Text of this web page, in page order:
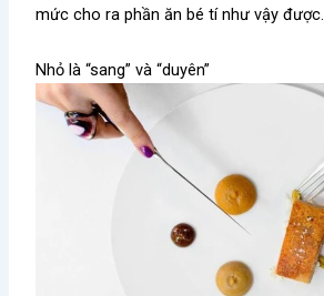
mức cho ra phần ăn bé tí như vậy được.
Nhỏ là “sang” và “duyên”